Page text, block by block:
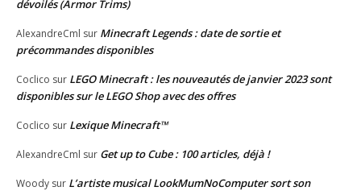
dévoilés (Armor Trims)
AlexandreCml sur Minecraft Legends : date de sortie et
précommandes disponibles
Coclico sur LEGO Minecraft : les nouveautés de janvier 2023 sont
disponibles sur le LEGO Shop avec des offres
Coclico sur Lexique Minecraft™
AlexandreCml sur Get up to Cube : 100 articles, déjà !
Woody sur L’artiste musical LookMumNoComputer sort son